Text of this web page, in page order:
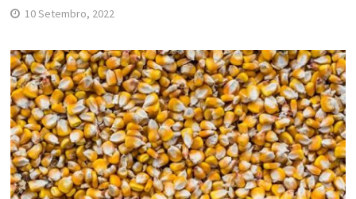
10 Setembro, 2022